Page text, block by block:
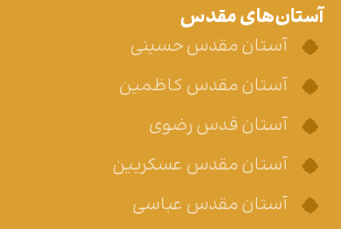
آستان‌های مقدس
آستان مقدس حسینی
آستان مقدس کاظمین
آستان قدس رضوی
آستان مقدس عسکریین
آستان مقدس عباسی